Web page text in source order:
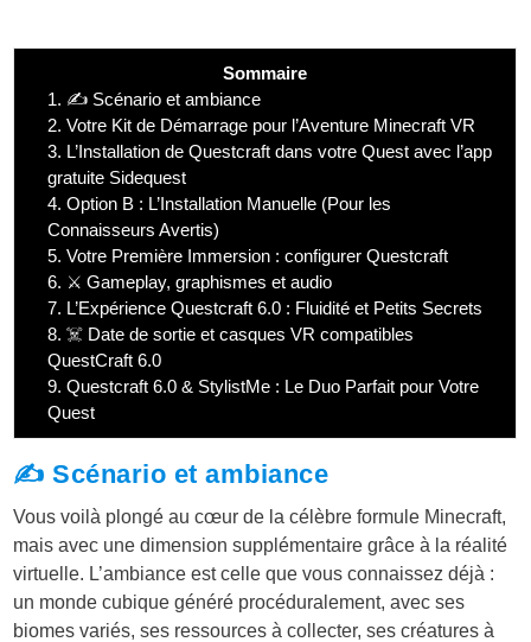
Sommaire
1. ✍️ Scénario et ambiance
2. Votre Kit de Démarrage pour l’Aventure Minecraft VR
3. L’Installation de Questcraft dans votre Quest avec l’app
gratuite Sidequest
4. Option B : L’Installation Manuelle (Pour les
Connaisseurs Avertis)
5. Votre Première Immersion : configurer Questcraft
6. ⚔️ Gameplay, graphismes et audio
7. L’Expérience Questcraft 6.0 : Fluidité et Petits Secrets
8. ☠️ Date de sortie et casques VR compatibles
QuestCraft 6.0
9. Questcraft 6.0 & StylistMe : Le Duo Parfait pour Votre
Quest
✍️ Scénario et ambiance
Vous voilà plongé au cœur de la célèbre formule Minecraft,
mais avec une dimension supplémentaire grâce à la réalité
virtuelle. L’ambiance est celle que vous connaissez déjà :
un monde cubique généré procéduralement, avec ses
biomes variés, ses ressources à collecter, ses créatures à